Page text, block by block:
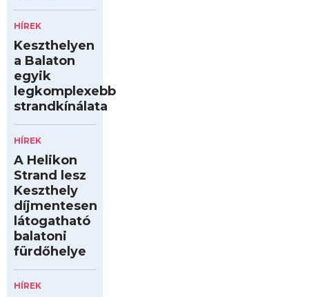
HÍREK
Keszthelyen
a Balaton
egyik
legkomplexebb
strandkínálata
HÍREK
A Helikon
Strand lesz
Keszthely
díjmentesen
látogatható
balatoni
fürdőhelye
HÍREK